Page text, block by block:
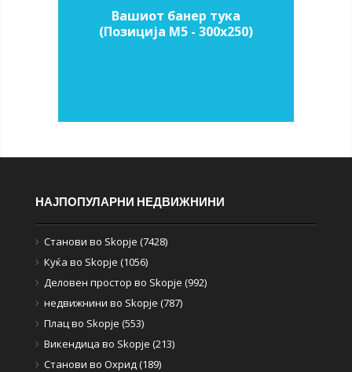
Вашиот банер тука
(Позиција M5 - 300х250)
НАЈПОПУЛАРНИ НЕДВИЖНИНИ
Станови во Skopje (7428)
Куќа во Skopje (1056)
Деловен простор во Skopje (992)
недвижнини во Skopje (787)
Плац во Skopje (553)
Викендица во Skopje (213)
Станови во Охрид (189)